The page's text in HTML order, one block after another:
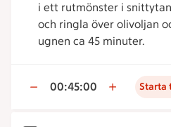
i ett rutmönster i
och ringla över olivoljan
ugnen ca 45 minuter.
00:45:00 Starta